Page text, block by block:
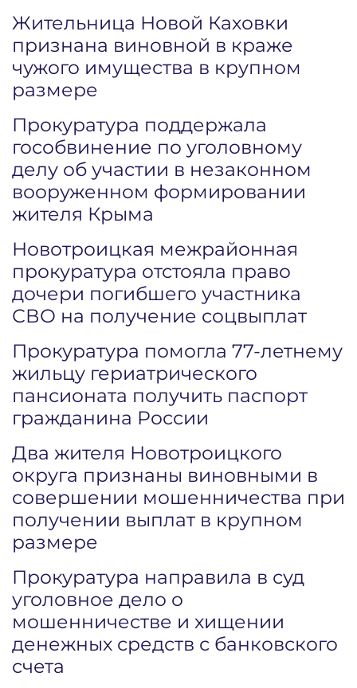
Жительница Новой Каховки
признана виновной в краже
чужого имущества в крупном
размере
Прокуратура поддержала
гособвинение по уголовному
делу об участии в незаконном
вооруженном формировании
жителя Крыма
Новотроицкая межрайонная
прокуратура отстояла право
дочери погибшего участника
СВО на получение соцвыплат
Прокуратура помогла 77-летнему
жильцу гериатрического
пансионата получить паспорт
гражданина России
Два жителя Новотроицкого
округа признаны виновными в
совершении мошенничества при
получении выплат в крупном
размере
Прокуратура направила в суд
уголовное дело о
мошенничестве и хищении
денежных средств с банковского
счета